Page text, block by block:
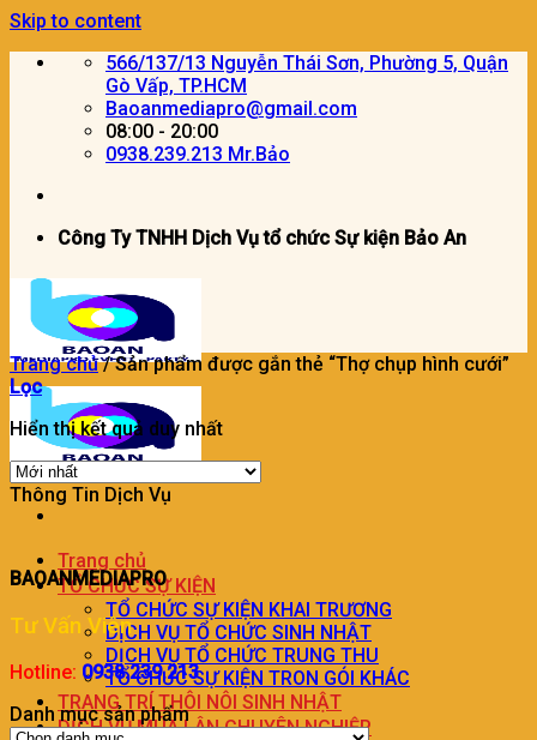
Skip to content
566/137/13 Nguyễn Thái Sơn, Phường 5, Quận
Gò Vấp, TP.HCM
Baoanmediapro@gmail.com
08:00 - 20:00
0938.239.213 Mr.Bảo
Công Ty TNHH Dịch Vụ tổ chức Sự kiện Bảo An
Trang chủ
TỔ CHỨC SỰ KIỆN
TỔ CHỨC SỰ KIỆN KHAI TRƯƠNG
DỊCH VỤ TỔ CHỨC SINH NHẬT
DỊCH VỤ TỔ CHỨC TRUNG THU
TỔ CHỨC SỰ KIỆN TRON GÓI KHÁC
TRANG TRÍ THÔI NÔI SINH NHẬT
DỊCH VỤ MÚA LÂN CHUYÊN NGHIỆP
Trang chủ /Sản phẩm được gắn thẻ “Thợ chụp hình cưới”
Lọc
Hiển thị kết quả duy nhất
Thông Tin Dịch Vụ
BAOANMEDIAPRO
Tư Vấn Viên
Hotline: 0938.239.213
Danh mục sản phẩm